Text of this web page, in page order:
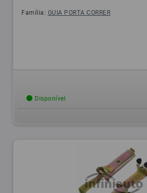
Família: GUIA PORTA CORRER
Disponível